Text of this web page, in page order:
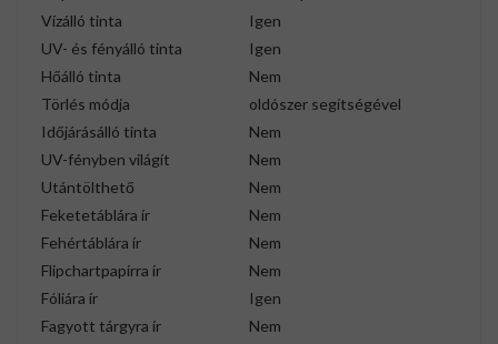
Vízálló tinta
Igen
UV- és fényálló tinta
Igen
Hőálló tinta
Nem
Törlés módja
oldószer segítségével
Időjárásálló tinta
Nem
UV-fényben világít
Nem
Utántölthető
Nem
Feketetáblára ír
Nem
Fehértáblára ír
Nem
Flipchartpapírra ír
Nem
Fóliára ír
Igen
Fagyott tárgyra ír
Nem